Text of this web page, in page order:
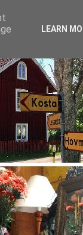
LEARN